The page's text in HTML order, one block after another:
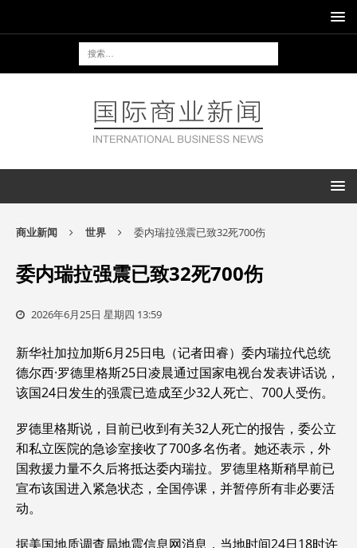
商业新闻 世界 委内瑞拉强震已致32死700伤
委内瑞拉强震已致32死700伤
2026年6月25日 星期四 13:59
新华社加拉加斯6月25日电（记者田睿）委内瑞拉代总统
德尔西·罗德里格斯25日凌晨通过国家电视台发表讲话说，
该国24日发生的强震已造成至少32人死亡、700人受伤。
罗德里格斯说，目前已收到有关32人死亡的报告，委公立
和私立医院的急诊室接收了700多名伤者。她还表示，外
国救援力量不久后将抵达委内瑞拉。罗德里格斯稍早前已
宣布该国进入紧急状态，全国停课，并暂停所有非必要活
动。
据美国地质调查局地震信息网消息，当地时间24日18时许